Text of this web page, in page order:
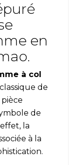
en
à col
de
de
la
à la